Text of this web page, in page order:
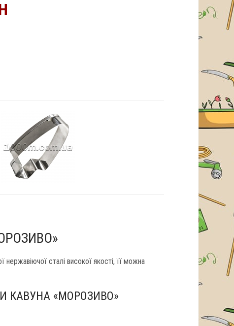
сталі високої якості, її можна
КАВУНА «МОРОЗИВО»